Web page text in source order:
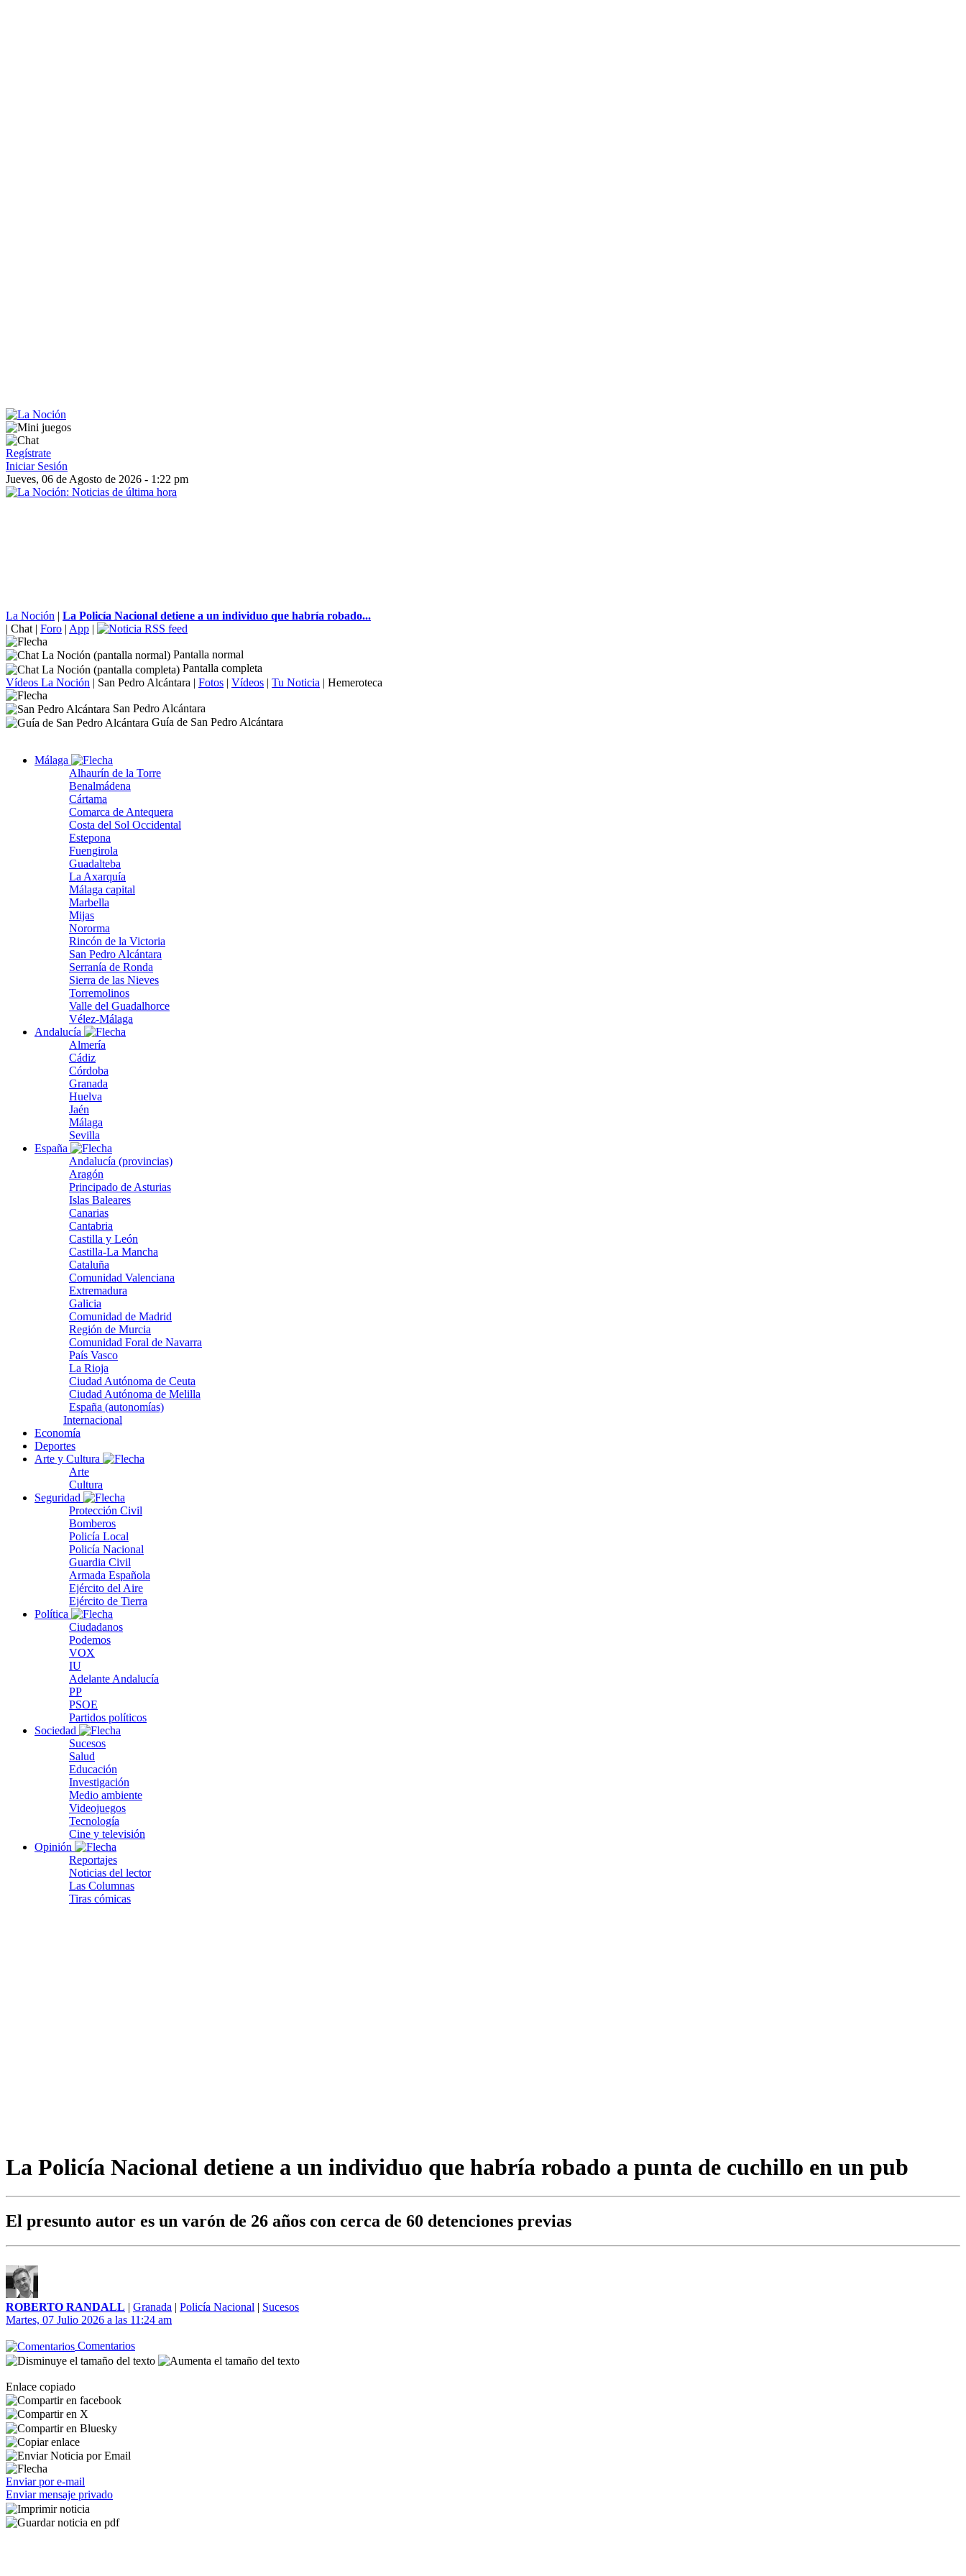
Regístrate
Iniciar Sesión
Jueves, 06 de Agosto de 2026 - 1:22 pm
La Noción | La Policía Nacional detiene a un individuo que habría robado...
| Chat | Foro | App |
Pantalla normal
Pantalla completa
Vídeos La Noción | San Pedro Alcántara | Fotos | Vídeos | Tu Noticia | Hemeroteca
San Pedro Alcántara
Guía de San Pedro Alcántara
Málaga
Alhaurín de la Torre
Benalmádena
Cártama
Comarca de Antequera
Costa del Sol Occidental
Estepona
Fuengirola
Guadalteba
La Axarquía
Málaga capital
Marbella
Mijas
Nororma
Rincón de la Victoria
San Pedro Alcántara
Serranía de Ronda
Sierra de las Nieves
Torremolinos
Valle del Guadalhorce
Vélez-Málaga
Andalucía
Almería
Cádiz
Córdoba
Granada
Huelva
Jaén
Málaga
Sevilla
España
Andalucía (provincias)
Aragón
Principado de Asturias
Islas Baleares
Canarias
Cantabria
Castilla y León
Castilla-La Mancha
Cataluña
Comunidad Valenciana
Extremadura
Galicia
Comunidad de Madrid
Región de Murcia
Comunidad Foral de Navarra
País Vasco
La Rioja
Ciudad Autónoma de Ceuta
Ciudad Autónoma de Melilla
España (autonomías)
Internacional
Economía
Deportes
Arte y Cultura
Arte
Cultura
Seguridad
Protección Civil
Bomberos
Policía Local
Policía Nacional
Guardia Civil
Armada Española
Ejército del Aire
Ejército de Tierra
Política
Ciudadanos
Podemos
VOX
IU
Adelante Andalucía
PP
PSOE
Partidos políticos
Sociedad
Sucesos
Salud
Educación
Investigación
Medio ambiente
Videojuegos
Tecnología
Cine y televisión
Opinión
Reportajes
Noticias del lector
Las Columnas
Tiras cómicas
La Policía Nacional detiene a un individuo que habría robado a punta de cuchillo en un pub
El presunto autor es un varón de 26 años con cerca de 60 detenciones previas
ROBERTO RANDALL | Granada | Policía Nacional | Sucesos
Martes, 07 Julio 2026 a las 11:24 am
Comentarios
Enlace copiado
Enviar por e-mail
Enviar mensaje privado